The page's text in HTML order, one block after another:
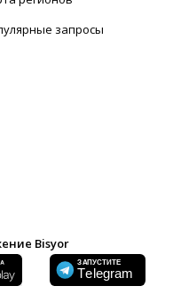
запросы
Bisyor